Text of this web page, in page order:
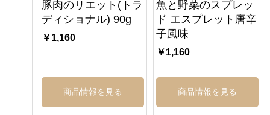
豚肉のリエット(トラ
ディショナル) 90g
￥1,160
商品情報を見る
魚と野菜のスプレッ
ド エスプレット唐辛
子風味
￥1,160
商品情報を見る